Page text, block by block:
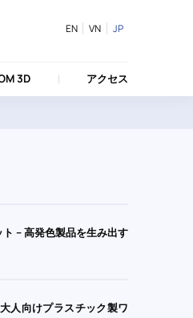
EN VN JP
3D アクセス
– 高発色製品を生み出す
人向けプラスチック製ワ